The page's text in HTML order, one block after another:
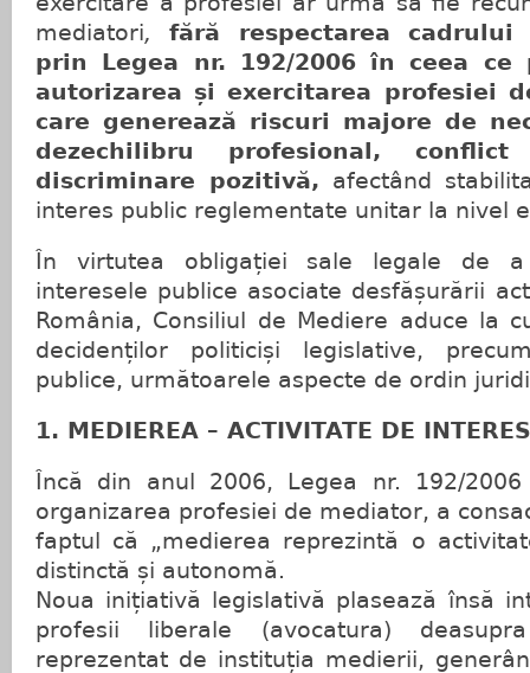
mediatori, fără respectarea
prin Legea nr. 192/2006 în ceea ce
autorizarea și exercitarea profesiei
care generează riscuri majore de
dezechilibru profesional,
discriminare pozitivă, afectând
interes public reglementate unitar la nivel
În virtutea obligației sale legale de
interesele publice asociate desfășurării
România, Consiliul de Mediere aduce la
decidenților politiciși legislative,
publice, următoarele aspecte de ordin
1. MEDIEREA – ACTIVITATE DE
Încă din anul 2006, Legea nr. 192/
organizarea profesiei de mediator, a
faptul că „medierea reprezintă o
distinctă și autonomă.
Noua inițiativă legislativă plasează însă
profesii liberale (avocatura)
reprezentat de instituția medierii,